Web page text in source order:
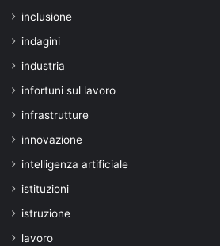
inclusione
indagini
industria
infortuni sul lavoro
infrastrutture
innovazione
intelligenza artificiale
istituzioni
istruzione
lavoro